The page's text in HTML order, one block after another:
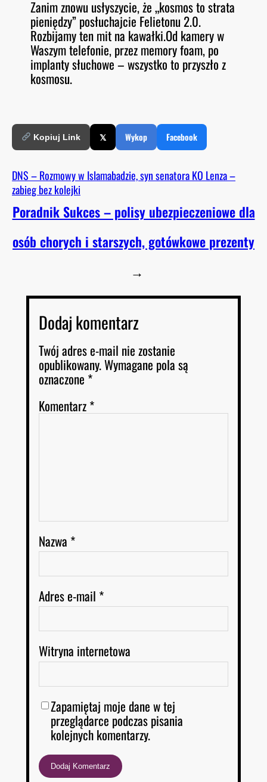
O
D
E
RSS FEED
LINK
EMBED
Zanim znowu usłyszycie, że „kosmos to strata
pieniędzy” posłuchajcie Felietonu 2.0.
Rozbijamy ten mit na kawałki.Od kamery w
Waszym telefonie, przez memory foam, po
implanty słuchowe – wszystko to przyszło z
kosmosu.
Kopiuj Link 𝕏 Wykop Facebook
DNS – Rozmowy w Islamabadzie, syn senatora KO Lenza –
zabieg bez kolejki
Poradnik Sukces – polisy ubezpieczeniowe dla
osób chorych i starszych, gotówkowe prezenty
→
Dodaj komentarz
Twój adres e-mail nie zostanie
opublikowany.Wymagane pola są
oznaczone *
Komentarz*
Nazwa *
Adres e-mail *
Witryna internetowa
Zapamiętaj moje dane w tej
przeglądarce podczas pisania
kolejnych komentarzy.